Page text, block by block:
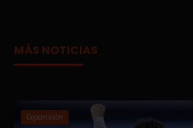
MÁS NOTICIAS
Expansión